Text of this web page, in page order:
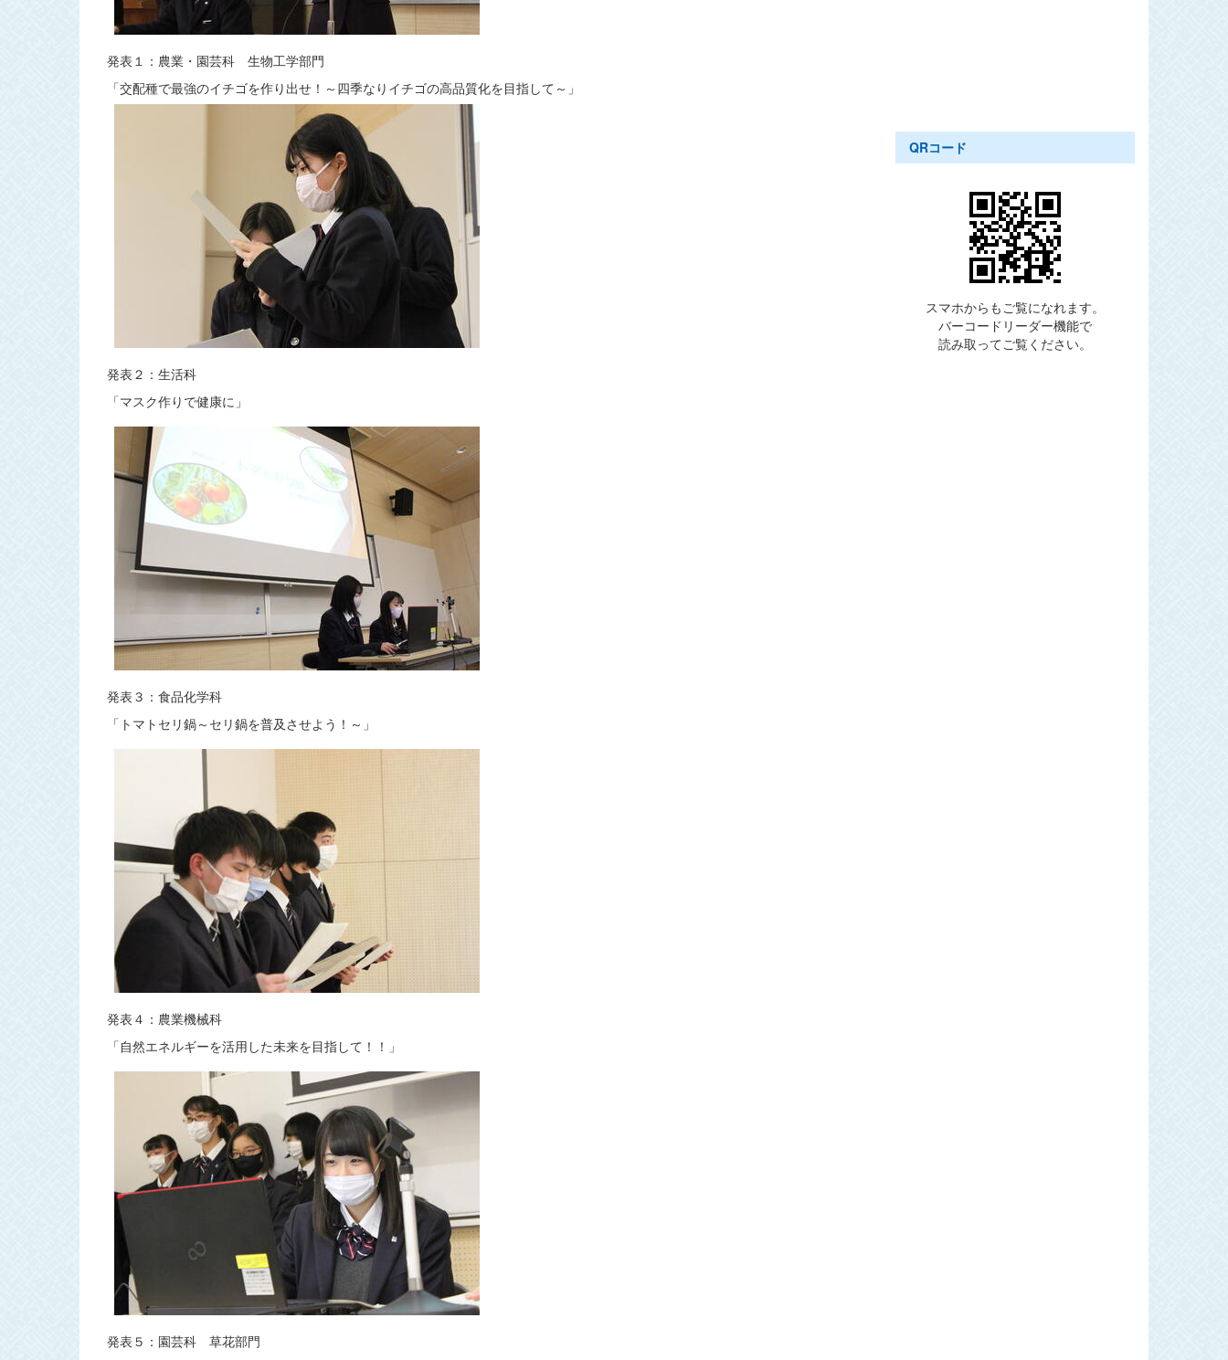
発表１：農業・園芸科 生物工学部門
「交配種で最強のイチゴを作り出せ！～四季なりイチゴの高品質化を目指して～」
発表２：生活科
「マスク作りで健康に」
発表３：食品化学科
「トマトセリ鍋～セリ鍋を普及させよう！～」
発表４：農業機械科
「自然エネルギーを活用した未来を目指して！！」
発表５：園芸科 草花部門
QRコード
スマホからもご覧になれます。
バーコードリーダー機能で
読み取ってご覧ください。